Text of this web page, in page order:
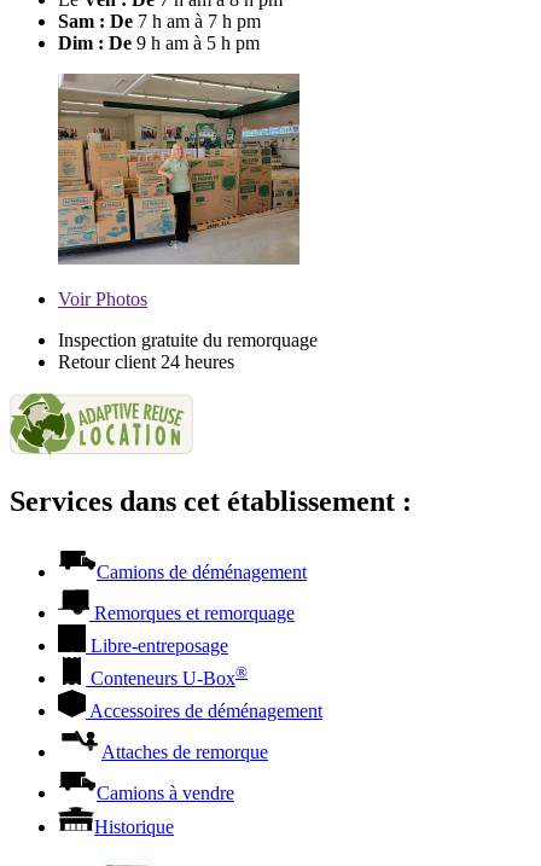
Sam : De 7 h am à 7 h pm
Dim : De 9 h am à 5 h pm
VoirPhotos
Inspection gratuite du remorquage
Retour client 24 heures
Services dans cet établissement :
Camions de déménagement
Remorques et remorquage
Libre-entreposage
Conteneurs U-Box®
Accessoires de déménagement
Attaches de remorque
Camions à vendre
Historique